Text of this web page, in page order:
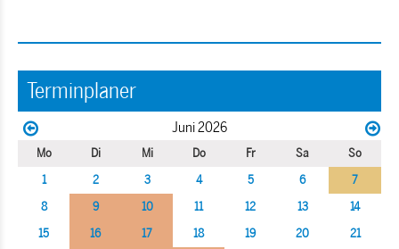
Terminplaner
Juni 2026
Mo Di Mi Do Fr Sa
So
1
2 3 4 5 6
7
8
9 10 11 12 13
14
15
16 17 18 19 20
21